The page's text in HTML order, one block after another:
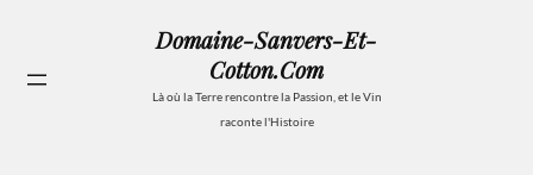
contenu
Domaine-Sanvers-Et-
Cotton.com
Là où la Terre rencontre la Passion, et le Vin
raconte l'Histoire